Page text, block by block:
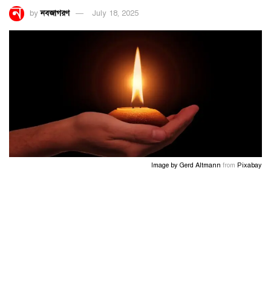
by নবজাগরণ July 18, 2025
Image by Gerd Altmann from Pixabay